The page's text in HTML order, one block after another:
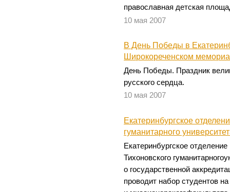
православная детская
10 мая 2007
В День Победы в
Широкореченском
День Победы. Праздник
русского сердца.
10 мая 2007
Екатеринбургское
гуманитарного
Екатеринбургское
Тихоновского
о государственной
проводит набор студентов